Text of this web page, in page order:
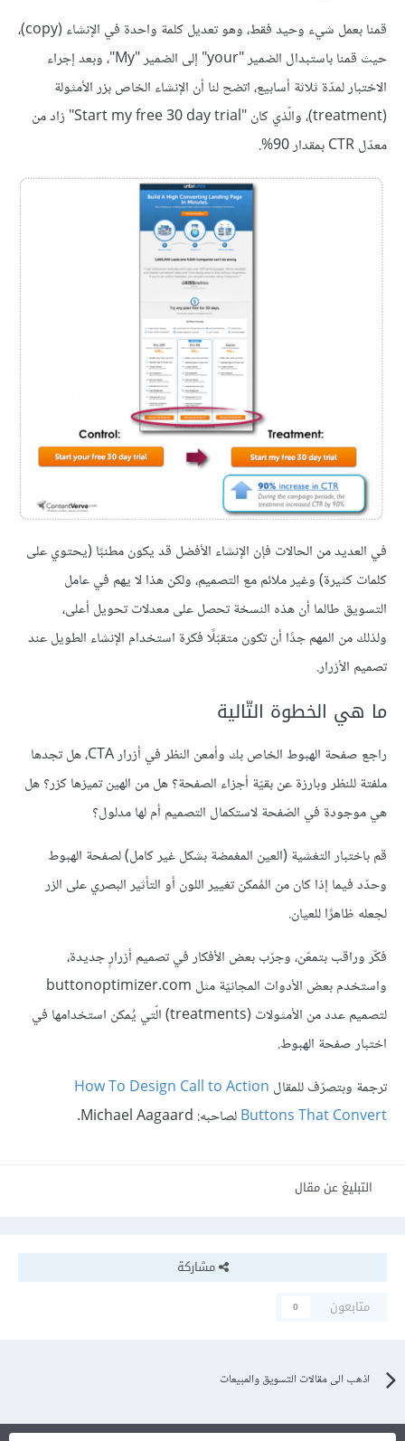
قمنا بعمل شيء وحيد فقط، وهو تعديل كلمة واحدة في الإنشاء (copy)،
حيث قمنا باستبدال الضمير "your" إلى الضمير "My"، وبعد إجراء
الاختبار لمدّة ثلاثة أسابيع، اتضح لنا أن الإنشاء الخاص بزر الأمثولة
(treatment)، والّذي كان "Start my free 30 day trial" زاد من
معدّل CTR بمقدار 90%.
في العديد من الحالات فإن الإنشاء الأفضل قد يكون مطنبًا (يحتوي على
كلمات كثيرة) وغير ملائم مع التصميم، ولكن هذا لا يهم في عامل
التسويق طالما أن هذه النسخة تحصل على معدلات تحويل أعلى،
ولذلك من المهم جدًا أن تكون متقبّلًا فكرة استخدام الإنشاء الطويل عند
تصميم الأزرار.
ما هي الخطوة التّالية
راجع صفحة الهبوط الخاص بك وأمعن النظر في أزرار CTA، هل تجدها
ملفتة للنظر وبارزة عن بقيّة أجزاء الصفحة؟ هل من الهين تميزها كزر؟ هل
هي موجودة في الصّفحة لاستكمال التصميم أم لها مدلول؟
قم باختبار التغشية (العين المغمضة بشكل غير كامل) لصفحة الهبوط
وحدّد فيما إذا كان من المُمكن تغيير اللون أو التأثير البصري على الزر
لجعله ظاهرًا للعيان.
فكّر وراقب بتمعّن، وجرّب بعض الأفكار في تصميم أزرارٍ جديدة،
واستخدم بعض الأدوات المجانيّة مثل buttonoptimizer.com
لتصميم عدد من الأمثولات (treatments) الّتي يُمكن استخدامها في
اختبار صفحة الهبوط.
ترجمة وبتصرّف للمقال How To Design Call to Action
Buttons That Convertلصاحبه: Michael Aagaard.
التبليغ عن مقال
مشاركة
متابعون
0
اذهب الى مقالات التسويق والمبيعات